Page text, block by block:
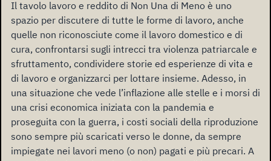
Il tavolo lavoro e reddito di Non Una di Meno è uno
spazio per discutere di tutte le forme di lavoro, anche
quelle non riconosciute come il lavoro domestico e di
cura, confrontarsi sugli intrecci tra violenza patriarcale e
sfruttamento, condividere storie ed esperienze di vita e
di lavoro e organizzarci per lottare insieme. Adesso, in
una situazione che vede l’inflazione alle stelle e i morsi di
una crisi economica iniziata con la pandemia e
proseguita con la guerra, i costi sociali della riproduzione
sono sempre più scaricati verso le donne, da sempre
impiegate nei lavori meno (o non) pagati e più precari. A